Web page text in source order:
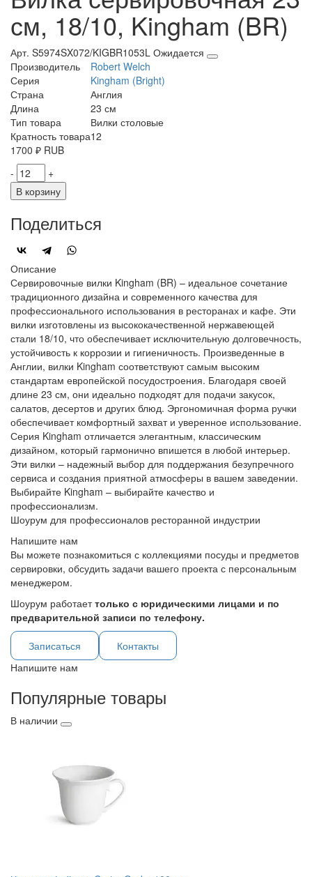
см, 18/10, Kingham (BR)
Арт. S5974SX072/KIGBR1053L Ожидается
Производитель
Robert Welch
Серия
Kingham (Bright)
Страна
Англия
Длина
23 см
Тип товара
Вилки столовые
Кратность товара12
1700 ₽ RUB
-
+
В корзину
Поделиться
Описание
Сервировочные вилки Kingham (BR) – идеальное сочетание
традиционного дизайна и современного качества для
профессионального использования в ресторанах и кафе. Эти
вилки изготовлены из высококачественной нержавеющей
стали 18/10, что обеспечивает исключительную долговечность,
устойчивость к коррозии и гигиеничность. Произведенные в
Англии, вилки Kingham соответствуют самым высоким
стандартам европейской посудостроения. Благодаря своей
длине 23 см, они идеально подходят для подачи закусок,
салатов, десертов и других блюд. Эргономичная форма ручки
обеспечивает комфортный захват и уверенное использование.
Серия Kingham отличается элегантным, классическим
дизайном, который гармонично впишется в любой интерьер.
Эти вилки – надежный выбор для поддержания безупречного
сервиса и создания приятной атмосферы в вашем заведении.
Выбирайте Kingham – выбирайте качество и
профессионализм.
Шоурум для профессионалов ресторанной индустрии
Напишите нам
Вы можете познакомиться с коллекциями посуды и предметов
сервировки, обсудить задачи вашего проекта с персональным
менеджером.
Шоурум работаеттолько с юридическими лицами и по
предварительной записи по телефону.
Записаться
Контакты
Напишите нам
Популярные товары
В наличии